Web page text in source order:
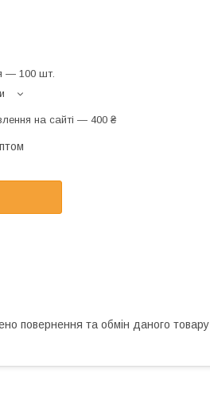
— 100 шт.
на сайті — 400 ₴
повернення та обмін даного товару